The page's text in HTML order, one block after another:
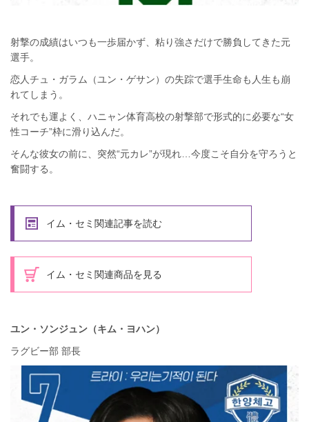
射撃の成績はいつも一歩届かず、粘り強さだけで勝負してきた元
選手。
恋人チュ・ガラム（ユン・ゲサン）の失踪で選手生命も人生も崩
れてしまう。
それでも運よく、ハニャン体育高校の射撃部で形式的に必要な“女
性コーチ”枠に滑り込んだ。
そんな彼女の前に、突然“元カレ”が現れ…今度こそ自分を守ろうと
奮闘する。
イム・セミ関連記事を読む
イム・セミ関連商品を見る
ユン・ソンジュン（キム・ヨハン）
ラグビー部 部長